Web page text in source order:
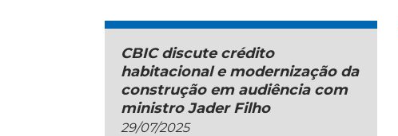
CBIC discute crédito
habitacional e modernização da
construção em audiência com
ministro Jader Filho
29/07/2025